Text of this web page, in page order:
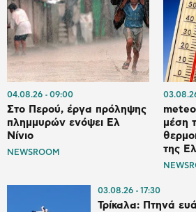
04.08.26 09:00
Στο Περού, έργα πρόληψης
πλημμυρών ενόψει Ελ
Νίνιο
NEWSROOM
μέση
της
03.08.26 17:30
Τρίκαλα: Πτηνά